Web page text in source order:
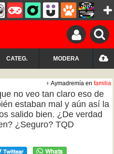
CATEG. MODERA
♀ Aymadremía en familia
no veo tan claro eso de
estaban mal y aún así la
salido bien. ¿De verdad
¿Seguro? TQD